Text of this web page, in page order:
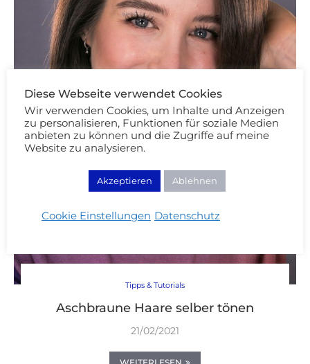
Tipps & Tutorials
Aschbraune Haare selber tönen
21/02/2021
Diese Webseite verwendet Cookies
Wir verwenden Cookies, um Inhalte und Anzeigen
zu personalisieren, Funktionen für soziale Medien
anbieten zu können und die Zugriffe auf meine
Website zu analysieren.
Akzeptieren Ablehnen
Cookie Einstellungen Datenschutz